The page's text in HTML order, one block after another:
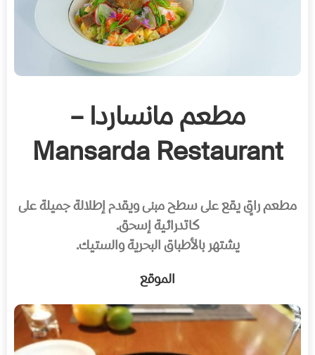
مطعم مانساردا –
Mansarda Restaurant
مطعم راقٍ يقع على سطح مبنى ويقدم إطلالة جميلة على
كاتدرائية إسحق.
يشتهر بالأطباق البحرية والستيك.
الموقع